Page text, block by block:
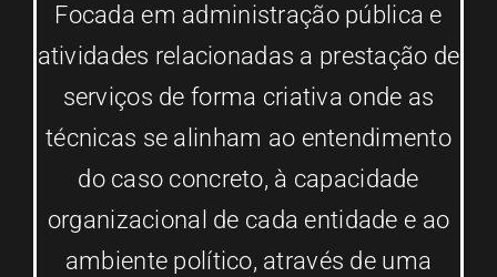
Focada em administração pública e
atividades relacionadas a prestação de
serviços de forma criativa onde as
técnicas se alinham ao entendimento
do caso concreto, à capacidade
organizacional de cada entidade e ao
ambiente político, através de uma